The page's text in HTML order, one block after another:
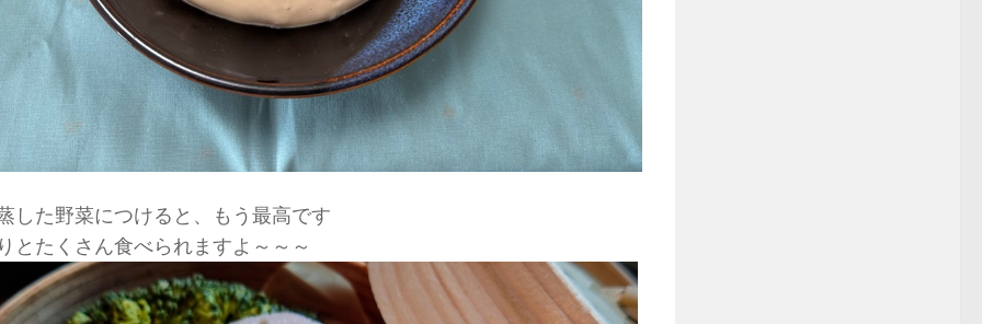
した野菜につけると、もう最高です
とたくさん食べられますよ～～～